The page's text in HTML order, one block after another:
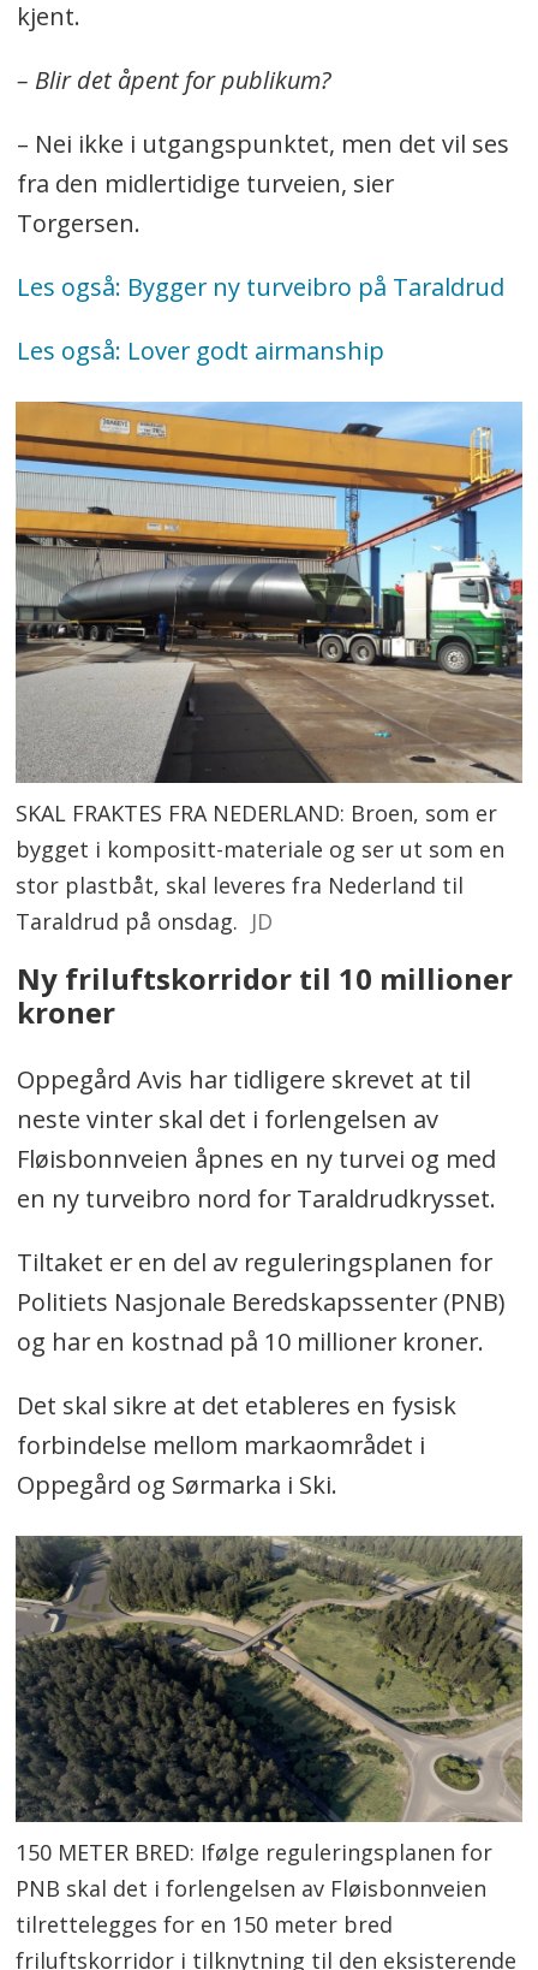
kjent.
– Blir det åpent for publikum?
– Nei ikke i utgangspunktet, men det vil ses
fra den midlertidige turveien, sier
Torgersen.
Les også: Bygger ny turveibro på Taraldrud
Les også: Lover godt airmanship
SKAL FRAKTES FRA NEDERLAND: Broen, som er
bygget i kompositt-materiale og ser ut som en
stor plastbåt, skal leveres fra Nederland til
Taraldrud på onsdag. JD
Ny friluftskorridor til 10 millioner
kroner
Oppegård Avis har tidligere skrevet at til
neste vinter skal det i forlengelsen av
Fløisbonnveien åpnes en ny turvei og med
en ny turveibro nord for Taraldrudkrysset.
Tiltaket er en del av reguleringsplanen for
Politiets Nasjonale Beredskapssenter (PNB)
og har en kostnad på 10 millioner kroner.
Det skal sikre at det etableres en fysisk
forbindelse mellom markaområdet i
Oppegård og Sørmarka i Ski.
150 METER BRED: Ifølge reguleringsplanen for
PNB skal det i forlengelsen av Fløisbonnveien
tilrettelegges for en 150 meter bred
friluftskorridor i tilknytning til den eksisterende